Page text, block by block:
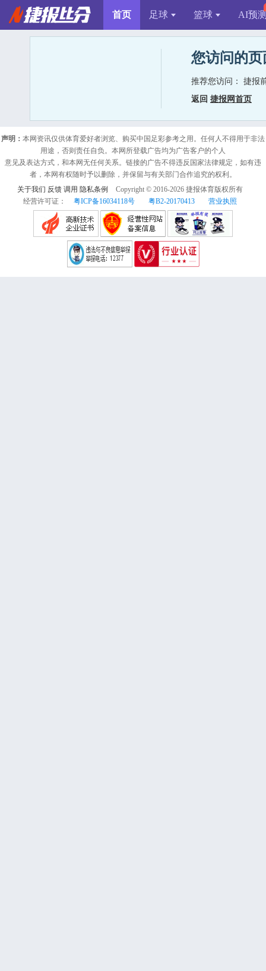
首页 足球 篮球 AI预
您访问的
推荐您访问：
捷报
返回 捷报网首页
声明： 本网资讯仅供体育爱好者浏览、购买中国足彩参考之用。任何人不得用于非法
用途，否则责任自负。本网所登载广告均为广告客户的个人
意见及表达方式，和本网无任何关系。链接的广告不得违反国家法律规定，如有违
者，本网有权随时予以删除，并保留与有关部门合作追究的权利。
关于我们 反馈 调用 隐私条例 Copyright © 2016-2026 捷报体育版权所有
经营许可证：
粤ICP备16034118号 粤B2-20170413 营业执照